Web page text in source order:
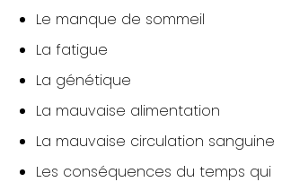
Le manque de sommeil
La fatigue
La génétique
La mauvaise alimentation
La mauvaise circulation sanguine
Les conséquences du temps qui